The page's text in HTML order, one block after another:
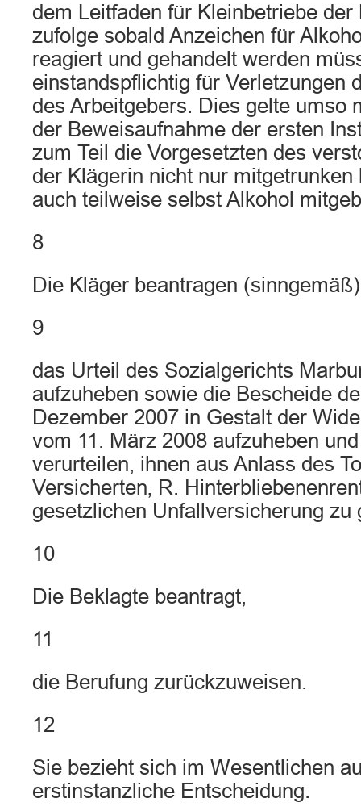
dem Leitfaden für Kleinbetriebe der
zufolge sobald Anzeichen für
reagiert und gehandelt werden
einstandspflichtig für Verletzungen
des Arbeitgebers. Dies gelte umso
der Beweisaufnahme der ersten
zum Teil die Vorgesetzten des
der Klägerin nicht nur mitgetrunken
auch teilweise selbst Alkohol
8
Die Kläger beantragen
9
das Urteil des Sozialgerichts
aufzuheben sowie die Bescheide
Dezember 2007 in Gestalt der
vom 11. März 2008 aufzuheben
verurteilen, ihnen aus Anlass des
Versicherten‚ R.
gesetzlichen Unfallversicherung zu
10
Die Beklagte beantragt,
11
die Berufung zurückzuweisen.
12
Sie bezieht sich im Wesentlichen
erstinstanzliche Entscheidung.